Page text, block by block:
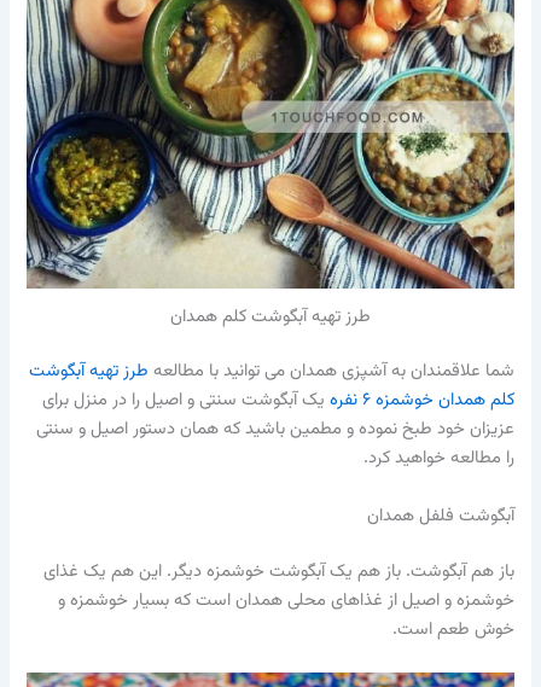
طرز تهیه آبگوشت کلم همدان
شما علاقمندان به آشپزی همدان می توانید با مطالعه طرز تهیه آبگوشت
کلم همدان خوشمزه ۶ نفره
یک آبگوشت سنتی و اصیل را در منزل برای
عزیزان خود طبخ نموده و مطمین باشید که همان دستور اصیل و سنتی
را مطالعه خواهید کرد.
آبگوشت فلفل همدان
باز هم آبگوشت. باز هم یک آبگوشت خوشمزه دیگر. این هم یک غذای
خوشمزه و اصیل از غذاهای محلی همدان است که بسیار خوشمزه و
خوش طعم است.